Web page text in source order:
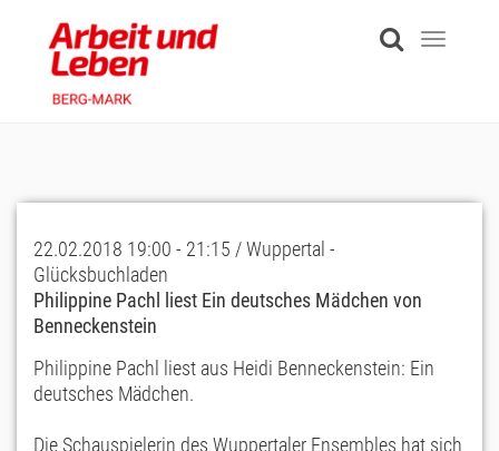
content
Toggle
22.02.2018 19:00 - 21:15 / Wuppertal -
Glücksbuchladen
Philippine Pachl liest Ein deutsches Mädchen von
Benneckenstein
Philippine Pachl liest aus Heidi Benneckenstein: Ein
deutsches Mädchen.
Die Schauspielerin des Wuppertaler Ensembles hat sich